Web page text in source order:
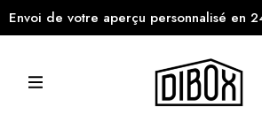
Envoi de votre aperçu personnalisé en
Livraison express partout en Europe 🚚